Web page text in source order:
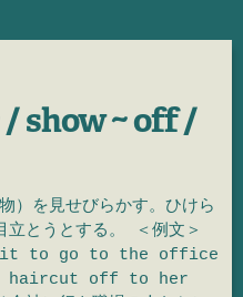
show ~ off /
）を見せびらかす。ひけら
とうとする。 ＜例文＞
to go to the office
haircut off to her